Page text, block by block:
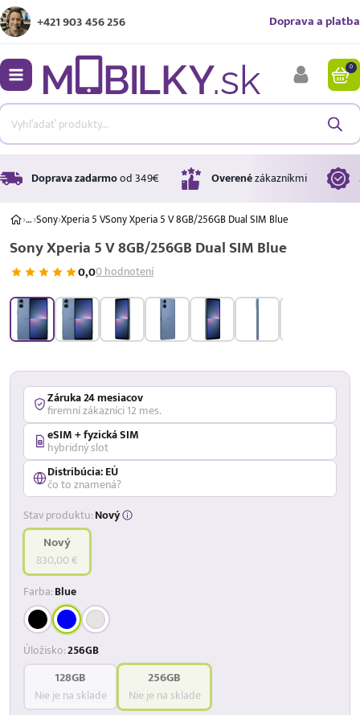
+421 903 456 256 Doprava a platba
0
Doprava zadarmood 349€ Overenézákazníkmi
›…›Sony›Xperia 5 VSony Xperia 5 V 8GB/256GB Dual SIM Blue
Sony Xperia 5 V 8GB/256GB Dual SIM Blue
0,00 hodnotení
A A ↑
G
Úrok
17,99 %
Záruka 24 mesiacov
firemní zákazníci 12 mes.
eSIM + fyzická SIM
hybridný slot
Distribúcia: EÚ
čo to znamená?
Stav produktu:Nový
Nový
830,00 €
Farba:Blue
Úložisko:256GB
128GB
Nie je na sklade
256GB
Nie je na sklade